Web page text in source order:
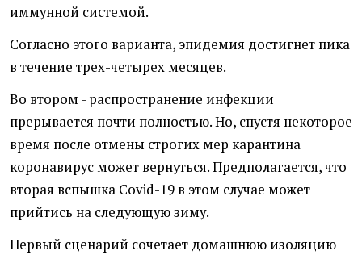
иммунной системой.
Согласно этого варианта, эпидемия достигнет пика
в течение трех-четырех месяцев.
Во втором - распространение инфекции
прерывается почти полностью. Но, спустя некоторое
время после отмены строгих мер карантина
коронавирус может вернуться. Предполагается, что
вторая вспышка Covid-19 в этом случае может
прийтись на следующую зиму.
Первый сценарий сочетает домашнюю изоляцию